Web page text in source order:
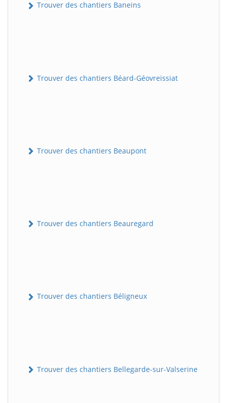
Trouver des chantiers Baneins
Trouver des chantiers Béard-Géovreissiat
Trouver des chantiers Beaupont
Trouver des chantiers Beauregard
Trouver des chantiers Béligneux
Trouver des chantiers Bellegarde-sur-Valserine